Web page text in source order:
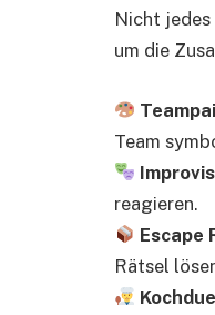
Nicht
um die
Team
reagieren.
Escape
Rätsel